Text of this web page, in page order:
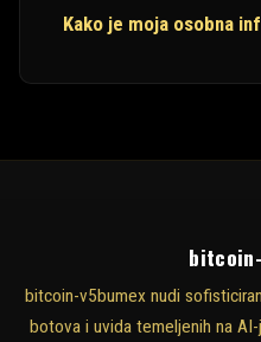
Kako je moja osobna
bitcoin-v5bumex nudi
botova i uvida temeljenih na